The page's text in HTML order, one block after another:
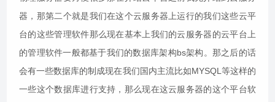
器，那第二个就是我们在这个云服务器上运行的我们这些云平
台的这些管理软件那么现在基本上我们的云服务器的云平台上
的管理软件一般都基于我们的数据库架构bs架构。那之后的话
会有一些数据库的制成现在我们国内主流比如MYSQL等这样的
一些这个数据库进行支持，那么现在这云服务器的这个平台软